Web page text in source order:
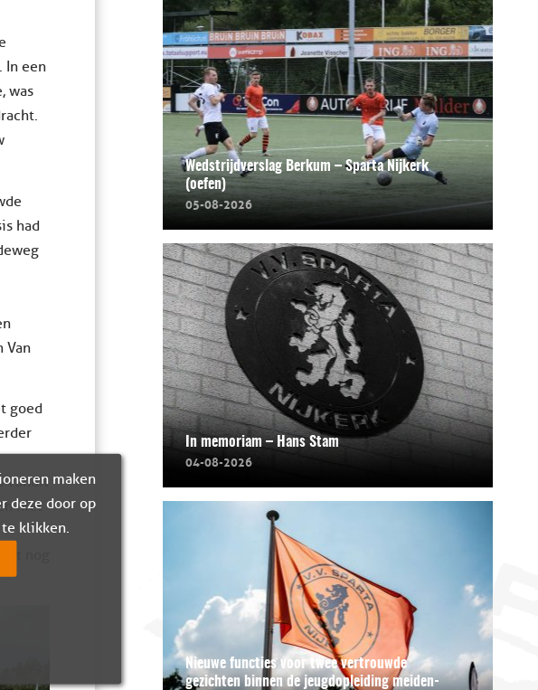
In een
was
had
Van
goed
vanuit
niet
nog
Wedstrijdverslag Berkum – Sparta Nijkerk
(oefen)
05-08-2026
In memoriam – Hans Stam
04-08-2026
Nieuwe functies voor twee vertrouwde
gezichten binnen de jeugdopleiding meiden-
maken
deze door op
klikken.